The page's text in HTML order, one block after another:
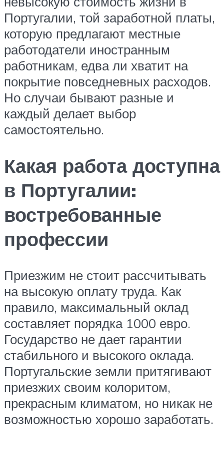
Португалии, той заработной платы,
которую предлагают местные
работодатели иностранным
работникам, едва ли хватит на
покрытие повседневных расходов.
Но случаи бывают разные и
каждый делает выбор
самостоятельно.
Какая работа доступна
в Португалии:
востребованные
профессии
Приезжим не стоит рассчитывать
на высокую оплату труда. Как
правило, максимальный оклад
составляет порядка 1000 евро.
Государство не дает гарантии
стабильного и высокого оклада.
Португальские земли притягивают
приезжих своим колоритом,
прекрасным климатом, но никак не
возможностью хорошо заработать.